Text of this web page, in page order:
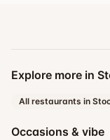
Explore more in
All restaurants in
Occasions & vibe